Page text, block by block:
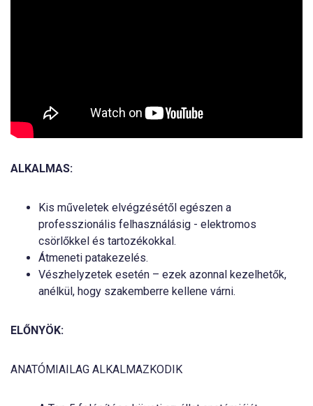
ALKALMAS:
Kis műveletek elvégzésétől egészen a
professzionális felhasználásig - elektromos
csörlőkkel és tartozékokkal.
Átmeneti patakezelés.
Vészhelyzetek esetén – ezek azonnal kezelhetők,
anélkül, hogy szakemberre kellene várni.
ELŐNYÖK:
ANATÓMIAILAG ALKALMAZKODIK